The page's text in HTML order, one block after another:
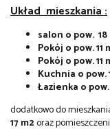
Układ mieszkania :
salon o pow. 18
Pokój o pow. 11
Pokój o pow. 11
Kuchnia o pow.
Łazienka o
dodatkowo do
17 m2oraz